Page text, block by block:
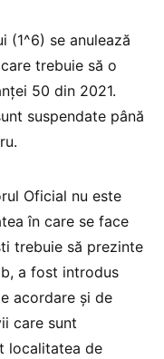
(1^6) se anulează
trebuie să o
50 din 2021.
suspendate până
Oficial nu este
în care se face
trebuie să prezinte
a fost introdus
acordare și de
care sunt
localitatea de